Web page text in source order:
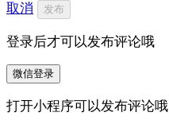
取消
发布
登录后才可以发布评论哦
微信登录
打开小程序可以发布评论哦